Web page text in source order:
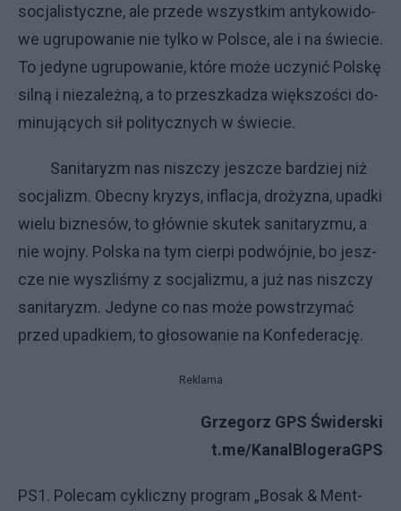
so­cja­li­stycz­ne, ale przede wszyst­kim an­ty­ko­wi­do­
we ugru­po­wa­nie nie tyl­ko w Pol­sce, ale i na świe­cie.
To je­dy­ne ugru­po­wa­nie, któ­re mo­że uczy­nić Pol­skę
sil­ną i nie­za­leż­ną, a to prze­szka­dza więk­szo­ści do­
mi­nu­ją­cy­ch sił po­li­tycz­ny­ch w świe­cie.
Sa­ni­ta­ryzm nas nisz­czy jesz­cze bar­dziej niż
so­cja­li­zm. Obec­ny kry­zys, in­fla­cja, dro­ży­zna, upad­ki
wie­lu biz­ne­sów, to głów­nie sku­tek sa­ni­ta­ry­zmu, a
nie woj­ny. Pol­ska na tym cier­pi po­dwój­nie, bo jesz­
cze nie wy­szli­śmy z so­cja­li­zmu, a już nas nisz­czy
sa­ni­ta­ry­zm. Je­dy­ne co nas mo­że po­wstrzy­mać
przed upad­kiem, to gło­so­wa­nie na Kon­fe­de­ra­cję.
Reklama
Grzegorz GPS Świderski
t.me/KanalBlogeraGPS
PS1. Po­le­cam cy­klicz­ny pro­gram „Bo­sak & Ment­